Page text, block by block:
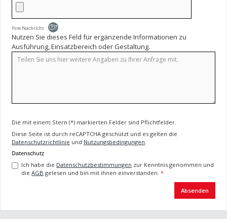
Ihre Nachricht ?
Nutzen Sie dieses Feld für ergänzende Informationen zu
Ausführung, Einsatzbereich oder Gestaltung.
Die mit einem Stern (*) markierten Felder sind Pflichtfelder.
Diese Seite ist durch reCAPTCHA geschützt und es gelten die
Datenschutzrichtlinie und Nutzungsbedingungen
Datenschutz
Ich habe die Datenschutzbestimmungen zur Kenntnis genommen und
dieAGB gelesen und bin mit ihnen einverstanden.*
Absenden